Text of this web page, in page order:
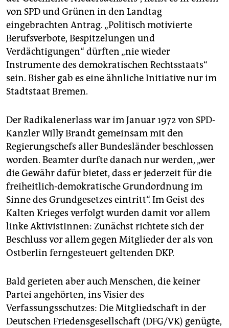
von SPD und Grünen in den Landtag
eingebrachten Antrag. „Politisch motivierte
Berufsverbote, Bespitzelungen und
Verdächtigungen“ dürften „nie wieder
Instrumente des demokratischen Rechtsstaats“
sein. Bisher gab es eine ähnliche Initiative nur im
Stadtstaat Bremen.
Der Radikalenerlass war im Januar 1972 von SPD-
Kanzler Willy Brandt gemeinsam mit den
Regierungschefs aller Bundesländer beschlossen
worden. Beamter durfte danach nur werden, „wer
die Gewähr dafür bietet, dass er jederzeit für die
freiheitlich-demokratische Grundordnung im
Sinne des Grundgesetzes eintritt“. Im Geist des
Kalten Krieges verfolgt wurden damit vor allem
linke AktivistInnen: Zunächst richtete sich der
Beschluss vor allem gegen Mitglieder der als von
Ostberlin ferngesteuert geltenden DKP.
Bald gerieten aber auch Menschen, die keiner
Partei angehörten, ins Visier des
Verfassungsschutzes: Die Mitgliedschaft in der
Deutschen Friedensgesellschaft (DFG/VK) genügte,